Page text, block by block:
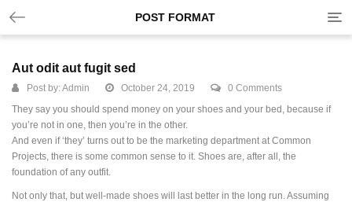
POST FORMAT
Aut odit aut fugit sed
Post by:Admin October 24, 2019
0 Comments
They say you should spend money on your shoes and your bed, because if
you’re not in one, then you’re in the other.
And even if ‘they’ turns out to be the marketing department at Common
Projects, there is some common sense to it. Shoes are, after all, the
foundation of any outfit.
Not only that, but well-made shoes will last better in the long run. Assuming